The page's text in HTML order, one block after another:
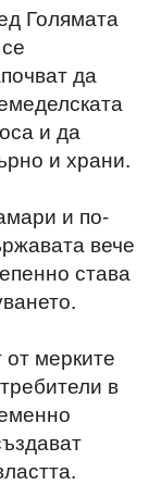
Голямата
да
и да
и храни.
и по-
вече
става
мерките
в